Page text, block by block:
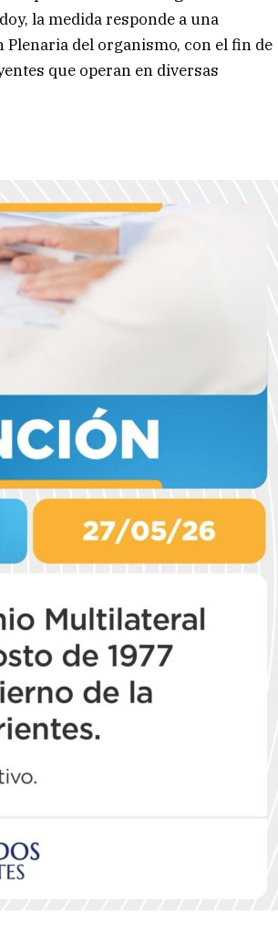
la medida responde a una
del organismo, con el fin de
que operan en diversas